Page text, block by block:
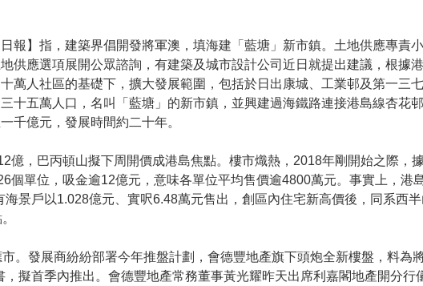
日報】指，建築界倡開發將軍澳，填海建「藍塘」新市鎮。土地供應專責
供應選項展開公眾諮詢，有建築及城市設計公司近日就提出建議，根據
萬人社區的基礎下，擴大發展範圍，包括於日出康城、工業邨及第一三
十五萬人口，名叫「藍塘」的新市鎮，並興建過海鐵路連接港島線杏花
千億元，發展時間約二十年。
億，巴丙頓山擬下周開價成港島焦點。樓市熾熱，2018年剛開始之際，
個單位，吸金逾12億元，意味各單位平均售價逾4800萬元。事實上，港
海景戶以1.028億元、實呎6.48萬元售出，創區內住宅新高價後，同系西
市。發展商紛紛部署今年推盤計劃，會德豐地產旗下頭炮全新樓盤，料為
擬首季內推出。會德豐地產常務董事黃光耀昨天出席利嘉閣地產開分行